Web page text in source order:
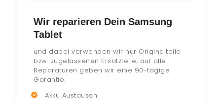
Wir reparieren Dein Samsung
Tablet
und dabei verwenden wir nur Originalteile
bzw. zugelassenen Ersatzteile, auf alle
Reparaturen geben wir eine 90-tägige
Garantie.
Akku Austausch